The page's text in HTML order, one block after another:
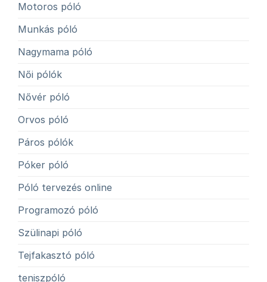
Motoros póló
Munkás póló
Nagymama póló
Női pólók
Nővér póló
Orvos póló
Páros pólók
Póker póló
Póló tervezés online
Programozó póló
Szülinapi póló
Tejfakasztó póló
teniszpóló